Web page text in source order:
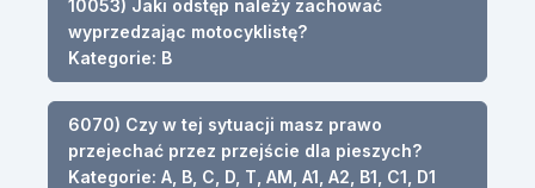
10053) Jaki odstęp należy zachować
wyprzedzając motocyklistę?
Kategorie: B
6070) Czy w tej sytuacji masz prawo
przejechać przez przejście dla pieszych?
Kategorie: A, B, C, D, T, AM, A1, A2, B1, C1, D1